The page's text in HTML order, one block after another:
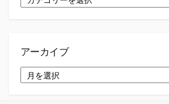
テ
アーカイブ
ー